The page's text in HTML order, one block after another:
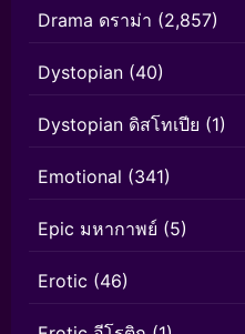
Drama ดราม่า (2,857)
Dystopian (40)
Dystopian ดิสโทเปีย (1)
Emotional (341)
Epic มหากาพย์ (5)
Erotic (46)